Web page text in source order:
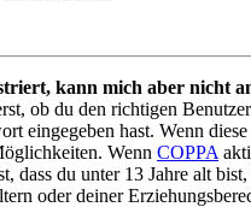
kann mich aber nicht
ob du den richtigen
eingegeben hast. Wenn
Wenn COPPA
dass du unter 13 Jahre alt
oder deiner